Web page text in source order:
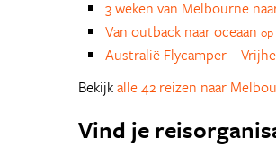
3 weken van Melbourne
Van outback naar oceaan op
Australië Flycamper –
Bekijkalle 42 reizen naar
Vind je